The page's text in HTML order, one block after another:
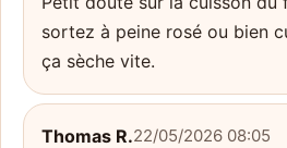
sortez à peine rosé ou bien
ça sèche vite.
Thomas R.22/05/2026 08:05